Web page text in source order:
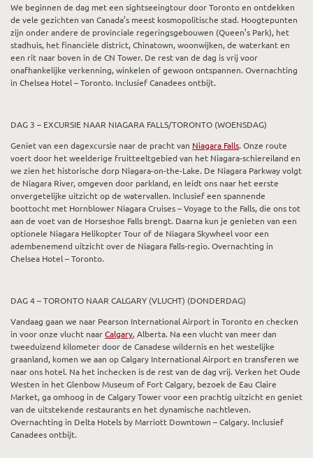
We beginnen de dag met een sightseeingtour door Toronto en ontdekken
de vele gezichten van Canada’s meest kosmopolitische stad. Hoogtepunten
zijn onder andere de provinciale regeringsgebouwen (Queen’s Park), het
stadhuis, het financiële district, Chinatown, woonwijken, de waterkant en
een rit naar boven in de CN Tower. De rest van de dag is vrij voor
onafhankelijke verkenning, winkelen of gewoon ontspannen. Overnachting
in Chelsea Hotel – Toronto. Inclusief Canadees ontbijt.
DAG 3 – EXCURSIE NAAR NIAGARA FALLS/TORONTO (WOENSDAG)
Geniet van een dagexcursie naar de pracht van Niagara Falls. Onze route
voert door het weelderige fruitteeltgebied van het Niagara-schiereiland en
we zien het historische dorp Niagara-on-the-Lake. De Niagara Parkway volgt
de Niagara River, omgeven door parkland, en leidt ons naar het eerste
onvergetelijke uitzicht op de watervallen. Inclusief een spannende
boottocht met Hornblower Niagara Cruises – Voyage to the Falls, die ons tot
aan de voet van de Horseshoe Falls brengt. Daarna kun je genieten van een
optionele Niagara Helikopter Tour of de Niagara Skywheel voor een
adembenemend uitzicht over de Niagara Falls-regio. Overnachting in
Chelsea Hotel – Toronto.
DAG 4 – TORONTO NAAR CALGARY (VLUCHT) (DONDERDAG)
Vandaag gaan we naar Pearson International Airport in Toronto en checken
in voor onze vlucht naarCalgary, Alberta. Na een vlucht van meer dan
tweeduizend kilometer door de Canadese wildernis en het westelijke
graanland, komen we aan op Calgary International Airport en transferen we
naar ons hotel. Na het inchecken is de rest van de dag vrij. Verken het Oude
Westen in het Glenbow Museum of Fort Calgary, bezoek de Eau Claire
Market, ga omhoog in de Calgary Tower voor een prachtig uitzicht en geniet
van de uitstekende restaurants en het dynamische nachtleven.
Overnachting in Delta Hotels by Marriott Downtown – Calgary. Inclusief
Canadees ontbijt.